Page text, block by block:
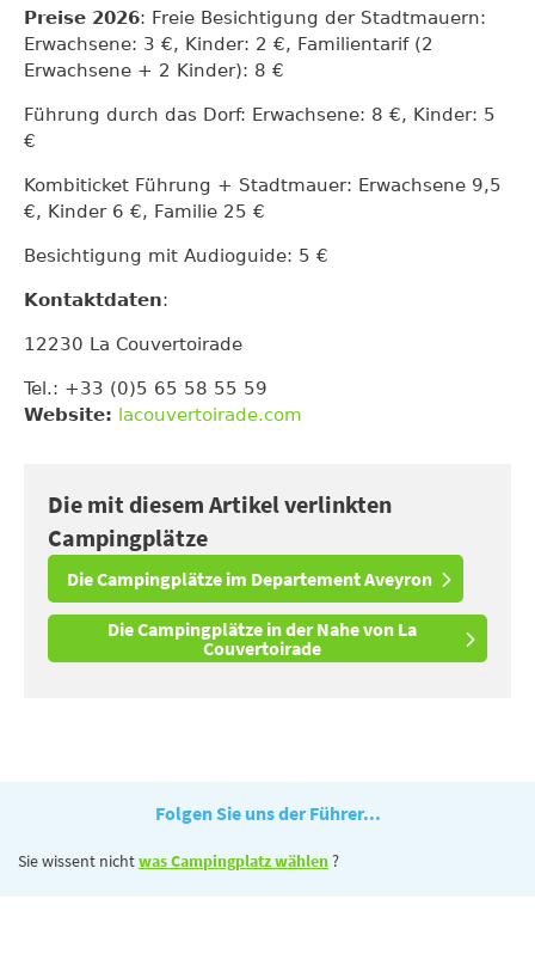
Preise 2026: Freie Besichtigung der Stadtmauern:
Erwachsene: 3 €, Kinder: 2 €, Familientarif (2
Erwachsene + 2 Kinder): 8 €
Führung durch das Dorf: Erwachsene: 8 €, Kinder: 5
€
Kombiticket Führung + Stadtmauer: Erwachsene 9,5
€, Kinder 6 €, Familie 25 €
Besichtigung mit Audioguide: 5 €
Kontaktdaten:
12230 La Couvertoirade
Tel.: +33 (0)5 65 58 55 59
Website: lacouvertoirade.com
Die mit diesem Artikel verlinkten
Campingplätze
Die Campingplätze im Departement Aveyron
Die Campingplätze in der Nahe von La
Couvertoirade
Folgen Sie uns der Führer...
Sie wissent nichtwas Campingplatz wählen?